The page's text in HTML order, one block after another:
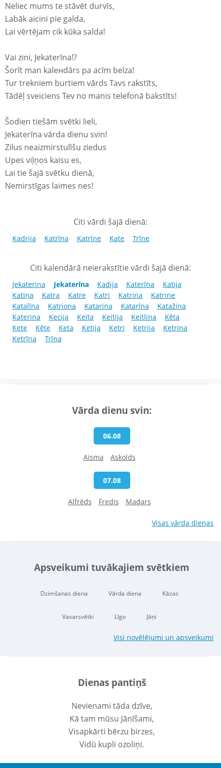
Neliec mums te stāvēt durvīs,
Labāk aicini pie galda,
Lai vērtējam cik kūka salda!
Vai zini, Jekaterīna!?
Šorīt man kaleнdārs pa acīm belza!
Tur trekniem burtiem vārds Tavs rakstīts,
Tādēļ sveiciens Tev no manis telefonā bakstīts!
Šodien tiešām svētki lieli,
Jekaterīna vārda dienu svin!
Zilus neaizmirstulīšu ziedus
Upes viļņos kaisu es,
Lai tie šajā svētku dienā,
Nemirstīgas laimes nes!
Citi vārdi šajā dienā:
Kadrija Katrīna Katrīne Kate Trīne
Citi kalendārā neierakstītie vārdi šajā dienā:
Jekaterina Jekaterīna Kadija Katerīna
Katija
Katiņa
Katra Katre Katri Katrina
Katrine
Katalīna
Katriona Katarina Katarīna
Katažina
Katerina
Kecija Keita Keitija Keitlina
Kēta
Kete
Kēte Keta Ketija Ketri Ketrija
Ketrina
Ketrīna
Trīna
Vārda dienu svin:
06.08
Aisma Askolds
07.08
Alfrēds Fredis Madars
Visas vārda dienas
Apsveikumi tuvākajiem svētkiem
Dzimšanas diena Vārda diena Kāzas
Vasarsvētki Līgo Jāņi
Visi novēlējumi un apsveikumi
Dienas pantiņš
Nevienami tāda dzīve,
Kā tam mūsu Jānīšami,
Visapkārti bērzu birzes,
Vidū kupli ozoliņi.